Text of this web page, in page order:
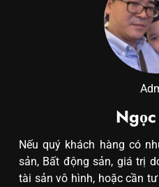
Nếu quý khách hàng có
sản, Bất động sản, giá trị
tài sản vô hình, hoặc cần